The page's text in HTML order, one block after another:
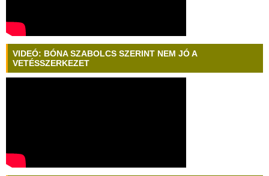
VIDEÓ: BÓNA SZABOLCS SZERINT NEM JÓ A
VETÉSSZERKEZET